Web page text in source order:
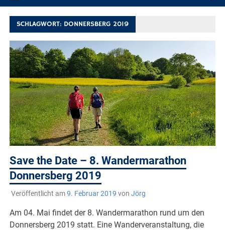
SCHLAGWORT: DONNERSBERG 2019
Save the Date – 8. Wandermarathon
Donnersberg 2019
Veröffentlicht am9. Februar 2019 von Jörg
Am 04. Mai findet der 8. Wandermarathon rund um den
Donnersberg 2019 statt. Eine Wanderveranstaltung, die